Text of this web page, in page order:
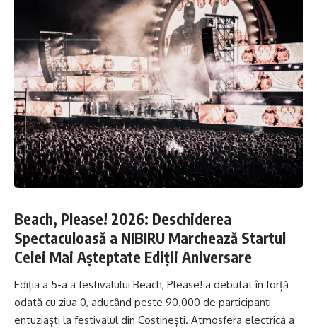
Beach, Please! 2026: Deschiderea
Spectaculoasă a NIBIRU Marchează Startul
Celei Mai Așteptate Ediții Aniversare
Ediția a 5-a a festivalului Beach, Please! a debutat în forță
odată cu ziua 0, aducând peste 90.000 de participanți
entuziaști la festivalul din Costinești. Atmosfera electrică a